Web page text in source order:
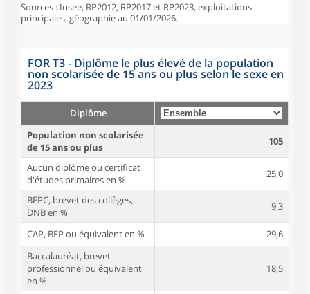
Sources : Insee, RP2012, RP2017 et RP2023, exploitations
principales, géographie au 01/01/2026.
FOR T3 - Diplôme le plus élevé de la population
non scolarisée de 15 ans ou plus selon le sexe en
2023
Diplôme
Population non scolarisée
de 15 ans ou plus
105
Aucun diplôme ou certificat
d'études primaires en %
25,0
BEPC, brevet des collèges,
DNB en %
9,3
CAP, BEP ou équivalent en %
29,6
Baccalauréat, brevet
professionnel ou équivalent
en %
18,5